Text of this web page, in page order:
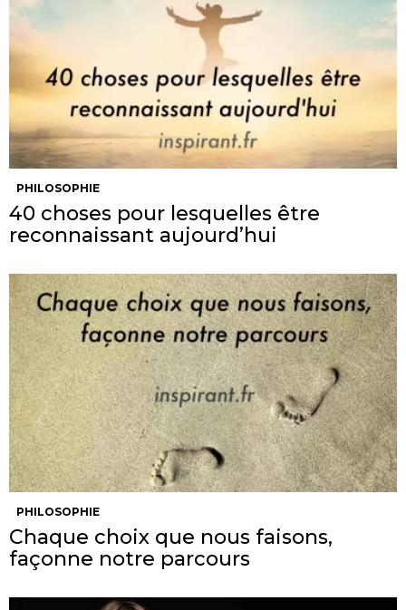
PHILOSOPHIE
40 choses pour lesquelles être
reconnaissant aujourd’hui
PHILOSOPHIE
Chaque choix que nous faisons,
façonne notre parcours